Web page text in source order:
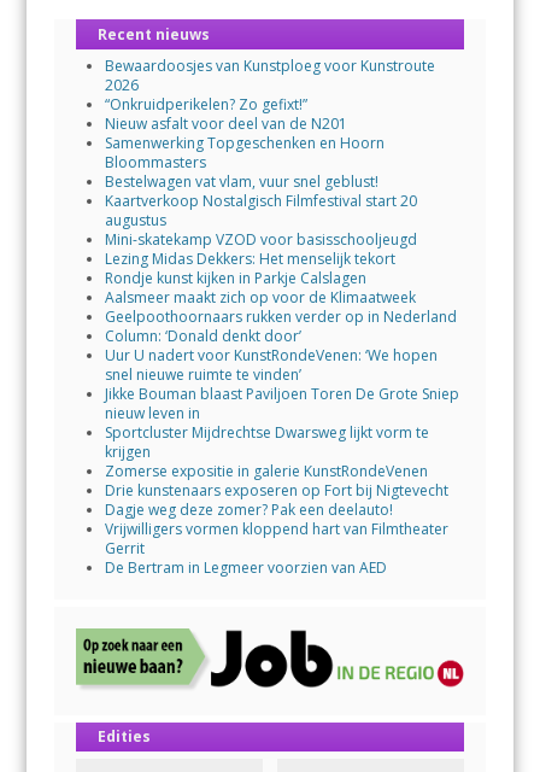
Recent nieuws
Bewaardoosjes van Kunstploeg voor Kunstroute
2026
“Onkruidperikelen? Zo gefixt!”
Nieuw asfalt voor deel van de N201
Samenwerking Topgeschenken en Hoorn
Bloommasters
Bestelwagen vat vlam, vuur snel geblust!
Kaartverkoop Nostalgisch Filmfestival start 20
augustus
Mini-skatekamp VZOD voor basisschooljeugd
Lezing Midas Dekkers: Het menselijk tekort
Rondje kunst kijken in Parkje Calslagen
Aalsmeer maakt zich op voor de Klimaatweek
Geelpoothoornaars rukken verder op in Nederland
Column: ‘Donald denkt door’
Uur U nadert voor KunstRondeVenen: ‘We hopen
snel nieuwe ruimte te vinden’
Jikke Bouman blaast Paviljoen Toren De Grote Sniep
nieuw leven in
Sportcluster Mijdrechtse Dwarsweg lijkt vorm te
krijgen
Zomerse expositie in galerie KunstRondeVenen
Drie kunstenaars exposeren op Fort bij Nigtevecht
Dagje weg deze zomer? Pak een deelauto!
Vrijwilligers vormen kloppend hart van Filmtheater
Gerrit
De Bertram in Legmeer voorzien van AED
Edities